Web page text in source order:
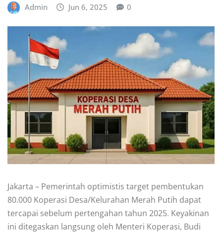
Admin Jun 6, 2025 0
Jakarta – Pemerintah optimistis target pembentukan
80.000 Koperasi Desa/Kelurahan Merah Putih dapat
tercapai sebelum pertengahan tahun 2025. Keyakinan
ini ditegaskan langsung oleh Menteri Koperasi, Budi